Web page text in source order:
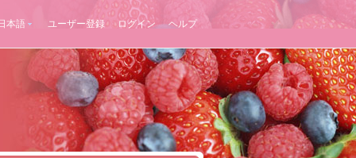
本語 ユーザー登録 ログイン ヘルプ